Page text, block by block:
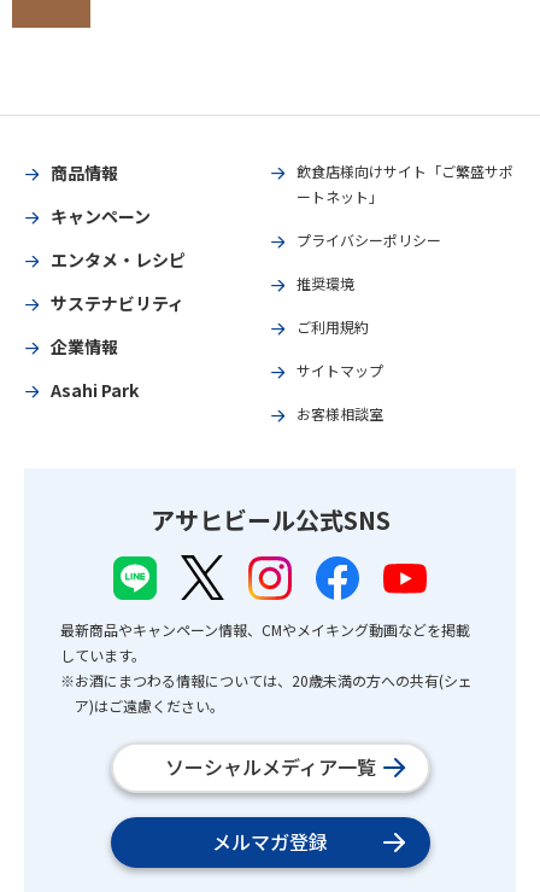
商品情報
キャンペーン
エンタメ・レシピ
サステナビリティ
企業情報
Asahi Park
飲食店様向けサイト「ご繁盛サポ
ートネット」
プライバシーポリシー
推奨環境
ご利用規約
サイトマップ
お客様相談室
アサヒビール公式SNS
最新商品やキャンペーン情報、CMやメイキング動画などを掲載
しています。
※お酒にまつわる情報については、20歳未満の方への共有(シェ
ア)はご遠慮ください。
ソーシャルメディア一覧
メルマガ登録